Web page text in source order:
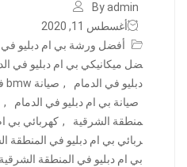
By admin
أغسطس 11, 2020
أفضل ورشة بي ام دبليو في
ضل ميكانيكي بي ام دبليو في
دبليو في الدمام
, صيانة bmw في المنطقة الشرقية
صيانة بي ام دبليو في الدمام
,
منطقة الشرقية
, كهربائي بي
ربائي بي ام دبليو في المنطقة
بي ام دبليو في المنطقة الشرقية